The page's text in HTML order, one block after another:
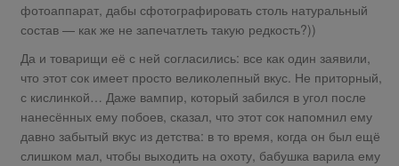
фотоаппарат, дабы сфотографировать столь натуральный
состав — как же не запечатлеть такую редкость?))
Да и товарищи её с ней согласились: все как один заявили,
что этот сок имеет просто великолепный вкус. Не приторный,
с кислинкой… Даже вампир, который забился в угол после
нанесённых ему побоев, сказал, что этот сок напомнил ему
давно забытый вкус из детства: в то время, когда он был ещё
слишком мал, чтобы выходить на охоту, бабушка варила ему